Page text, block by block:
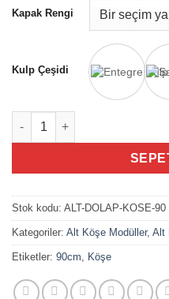
Kapak Rengi
Kulp Çeşidi
90cm Hazır Mutfak Alt Köşe
Stok kodu: ALT-DOLAP-KOSE-90
Kategoriler: Alt Köşe Modüller, Alt
Etiketler: 90cm, Köşe